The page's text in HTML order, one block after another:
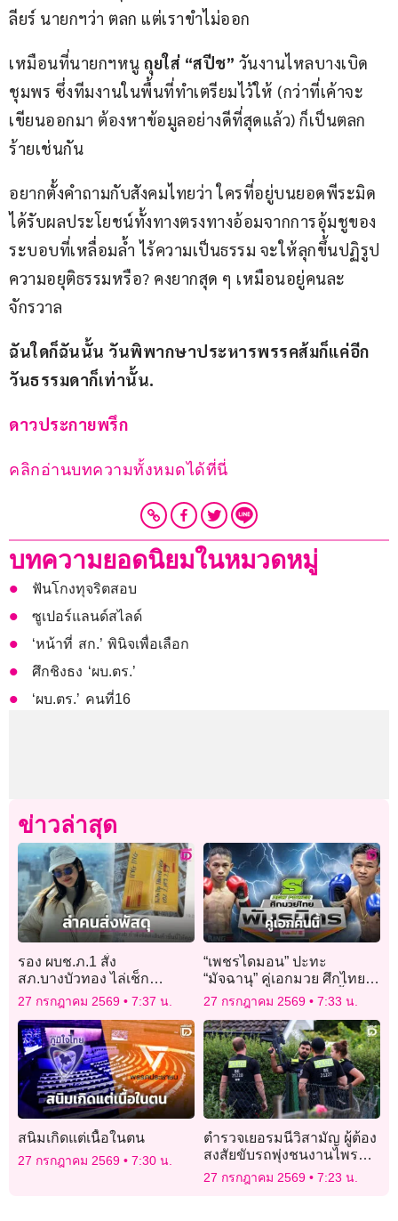
ลียร์ นายกฯว่า ตลก แต่เราขำไม่ออก
เหมือนที่นายกฯหนู ถุยใส่ “สปีช” วันงานไหลบางเบิด
ชุมพร ซึ่งทีมงานในพื้นที่ทำเตรียมไว้ให้ (กว่าที่เค้าจะ
เขียนออกมา ต้องหาข้อมูลอย่างดีที่สุดแล้ว) ก็เป็นตลก
ร้ายเช่นกัน
อยากตั้งคำถามกับสังคมไทยว่า ใครที่อยู่บนยอดพีระมิด
ได้รับผลประโยชน์ทั้งทางตรงทางอ้อมจากการอุ้มชูของ
ระบอบที่เหลื่อมล้ำ ไร้ความเป็นธรรม จะให้ลุกขึ้นปฏิรูป
ความอยุติธรรมหรือ? คงยากสุด ๆ เหมือนอยู่คนละ
จักรวาล
ฉันใดก็ฉันนั้น วันพิพากษาประหารพรรคส้มก็แค่อีก
วันธรรมดาก็เท่านั้น.
ดาวประกายพรึก
คลิกอ่านบทความทั้งหมดได้ที่นี่
บทความยอดนิยมในหมวดหมู่
ฟันโกงทุจริตสอบ
ซูเปอร์แลนด์สไลด์
‘หน้าที่ สก.’ พินิจเพื่อเลือก
ศึกชิงธง ‘ผบ.ตร.’
‘ผบ.ตร.’ คนที่16
ข่าวล่าสุด
รอง ผบช.ภ.1 สั่ง
สภ.บางบัวทอง ไล่เช็ก
วงจรปิด ล่าตัวผู้ส่งพัสดุซุกยา
ไอซ์ฝากหิ้วไปญี่ปุ่น!
27 กรกฎาคม 2569 7:37 น.
“เพชรไดมอน” ปะทะ
“มัจฉานุ” คู่เอกมวย ศึกไทย
พันธมิตร คืนวันจันทร์นี้ “ทรู
วิชั่นส์ นาว” ยิงสด
27 กรกฎาคม 2569 7:33 น.
สนิมเกิดแต่เนื้อในตน
27 กรกฎาคม 2569 7:30 น.
ตำรวจเยอรมนีวิสามัญ ผู้ต้อง
สงสัยขับรถพุ่งชนงานไพรด์
ในเบอร์ลิน
27 กรกฎาคม 2569 7:23 น.